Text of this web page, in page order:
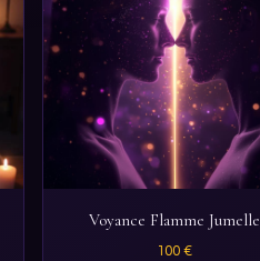
Voyance Flamme Jumelle
100 €